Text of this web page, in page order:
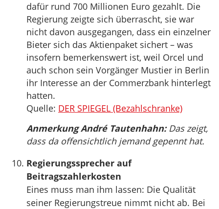
dafür rund 700 Millionen Euro gezahlt. Die
Regierung zeigte sich überrascht, sie war
nicht davon ausgegangen, dass ein einzelner
Bieter sich das Aktienpaket sichert – was
insofern bemerkenswert ist, weil Orcel und
auch schon sein Vorgänger Mustier in Berlin
ihr Interesse an der Commerzbank hinterlegt
hatten.
Quelle: DER SPIEGEL (Bezahlschranke)
Anmerkung André Tautenhahn:Das zeigt,
dass da offensichtlich jemand gepennt hat.
Regierungssprecher auf
Beitragszahlerkosten
Eines muss man ihm lassen: Die Qualität
seiner Regierungstreue nimmt nicht ab. Bei